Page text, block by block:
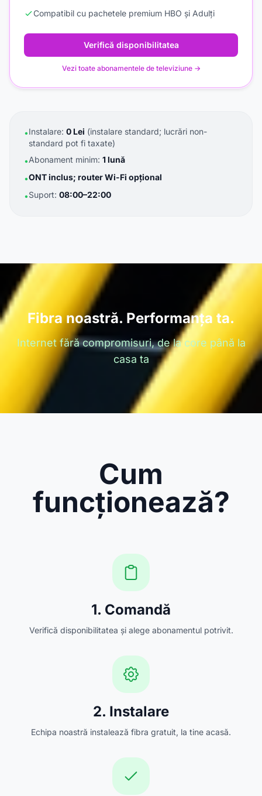
Compatibil cu pachetele premium HBO și Adulți
Verifică disponibilitatea
Vezi toate abonamentele de televiziune →
•Instalare: 0 Lei (instalare standard; lucrări non-
standard pot fi taxate)
•Abonament minim: 1 lună
•ONT inclus; router Wi-Fi opțional
•Suport: 08:00–22:00
Fibra noastră. Performanța ta.
Internet fără compromisuri, de la core până la
casa ta
Cum
funcționează?
1. Comandă
Verifică disponibilitatea și alege abonamentul potrivit.
2. Instalare
Echipa noastră instalează fibra gratuit, la tine acasă.